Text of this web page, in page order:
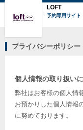
LOFT
予約専用サイト
プライバシーポリシー
個人情報の取り扱い
弊社はお客様の個人情
お預かりした個人情報
に努めております。